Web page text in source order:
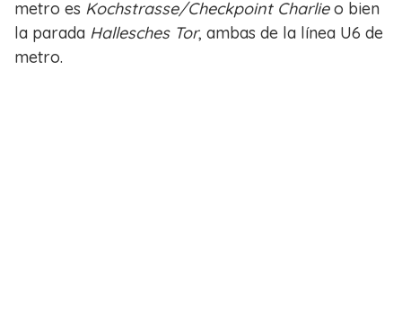
metro es Kochstrasse/Checkpoint Charlieo bien
la parada Hallesches Tor, ambas de la línea U6 de
metro.